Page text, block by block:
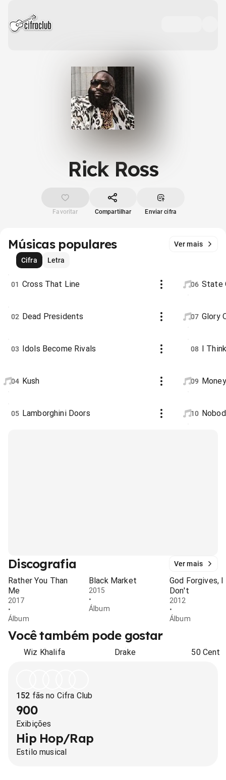
Rick Ross
Favoritar Compartilhar Enviar cifra
Músicas populares
Ver mais
Cifra
Letra
01 Cross That Line
02 Dead Presidents
03 Idols Become Rivals
04 Kush
05 Lamborghini Doors
06 State
07 Glory
08 I
09
10
Discografia Ver mais
Rather You Than
Me
2017
•
Álbum
Black Market
2015
•
Álbum
God Forgives, I
Don't
2012
•
Álbum
Você também pode gostar
Wiz Khalifa Drake 50 Cent
152 fãs no Cifra Club
900
Exibições
Hip Hop/Rap
Estilo musical